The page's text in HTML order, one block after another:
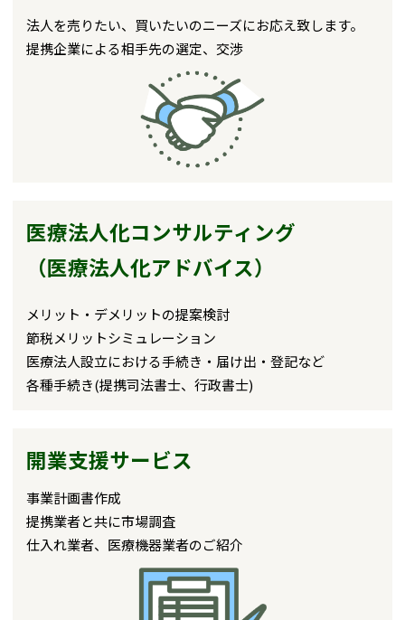
法人を売りたい、買いたいのニーズにお応え致します。
提携企業による相手先の選定、交渉
医療法人化コンサルティング
（医療法人化アドバイス）
メリット・デメリットの提案検討
節税メリットシミュレーション
医療法人設立における手続き・届け出・登記など
各種手続き(提携司法書士、行政書士)
開業支援サービス
事業計画書作成
提携業者と共に市場調査
仕入れ業者、医療機器業者のご紹介